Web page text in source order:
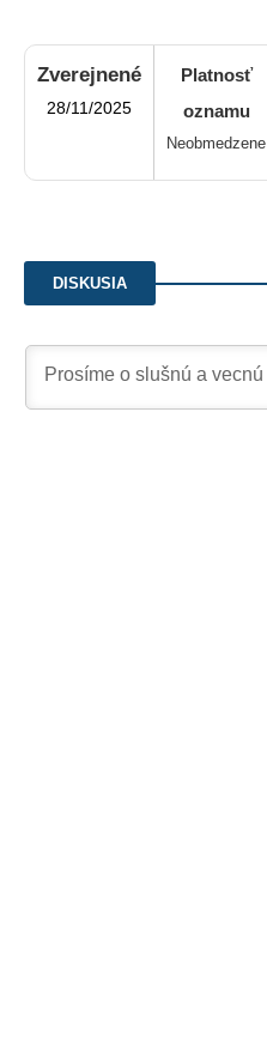
Zverejnené
28/11/2025
Platnosť
oznamu
Neobmedzene
DISKUSIA